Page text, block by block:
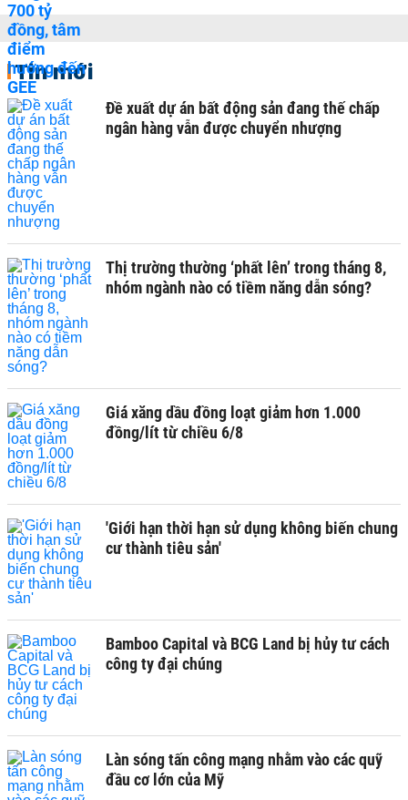
Tin mới
Đề xuất dự án bất động sản đang thế chấp
ngân hàng vẫn được chuyển nhượng
Thị trường thường ‘phất lên’ trong tháng 8,
nhóm ngành nào có tiềm năng dẫn sóng?
Giá xăng dầu đồng loạt giảm hơn 1.000
đồng/lít từ chiều 6/8
'Giới hạn thời hạn sử dụng không biến chung
cư thành tiêu sản'
Bamboo Capital và BCG Land bị hủy tư cách
công ty đại chúng
Làn sóng tấn công mạng nhằm vào các quỹ
đầu cơ lớn của Mỹ